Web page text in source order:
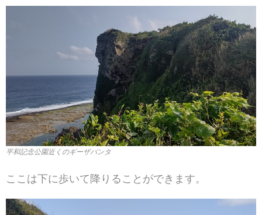
平和記念公園近くのギーザバンタ
ここは下に歩いて降りることができます。